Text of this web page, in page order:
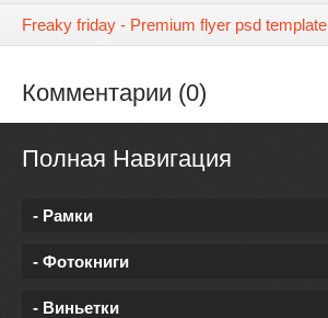
Freaky friday - Premium flyer psd template
Комментарии (0)
Полная Навигация
- Рамки
- Фотокниги
- Виньетки